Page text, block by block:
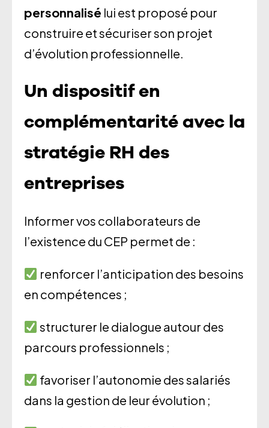
personnalisé lui est proposé pour
construire et sécuriser son projet
d’évolution professionnelle.
Un dispositif en
complémentarité avec la
stratégie RH des
entreprises
Informer vos collaborateurs de
l’existence du CEP permet de :
renforcer l’anticipation des besoins
en compétences ;
structurer le dialogue autour des
parcours professionnels ;
favoriser l’autonomie des salariés
dans la gestion de leur évolution ;